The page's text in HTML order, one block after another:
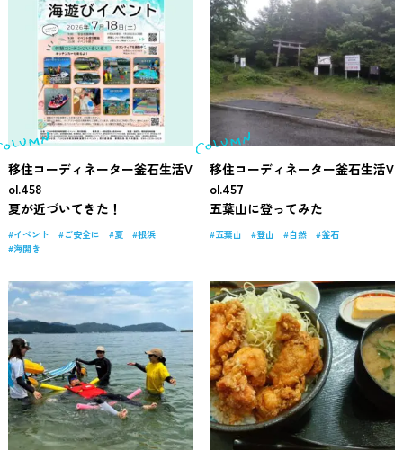
移住コーディネーター釜石生活V
ol.458
夏が近づいてきた！
イベント ご安全に 夏
根浜
海開き
移住コーディネーター釜石生活V
ol.457
五葉山に登ってみた
五葉山 登山 自然 釜石